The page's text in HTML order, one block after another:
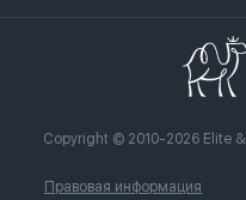
Copyright © 2010-2026 Elite &
Правовая информация